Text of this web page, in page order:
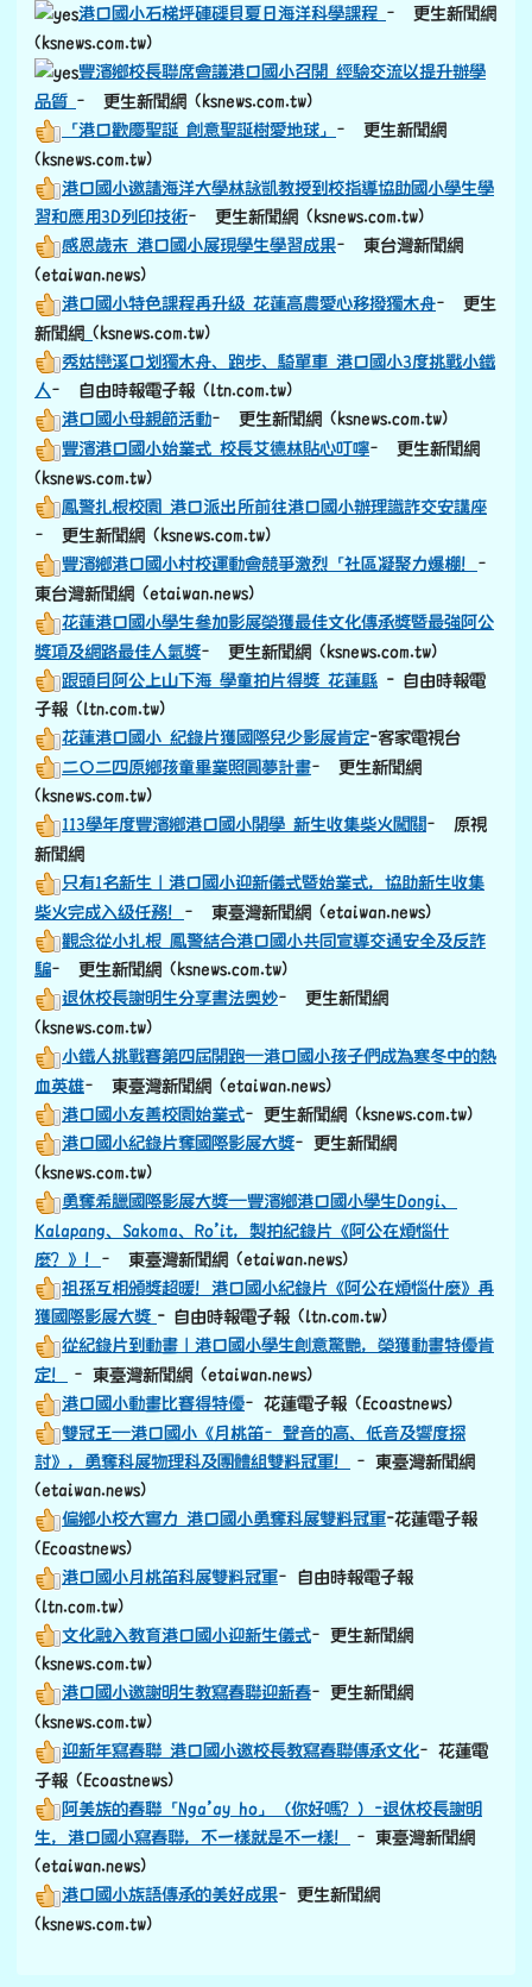
港口國小石梯坪硨磲貝夏日海洋科學課程 – 更生新聞網
(ksnews.com.tw)
豐濱鄉校長聯席會議港口國小召開 經驗交流以提升辦學
品質 – 更生新聞網 (ksnews.com.tw)
「港口歡慶聖誕 創意聖誕樹愛地球」 – 更生新聞網
(ksnews.com.tw)
港口國小邀請海洋大學林詠凱教授到校指導協助國小學生學
習和應用3D列印技術– 更生新聞網 (ksnews.com.tw)
感恩歲末 港口國小展現學生學習成果– 東台灣新聞網
(etaiwan.news)
港口國小特色課程再升級 花蓮高農愛心移撥獨木舟– 更生
新聞網 link to https://old.ksnews.com.tw/v2024052007/
(ksnews.com.tw)
秀姑巒溪口划獨木舟、跑步、騎單車 港口國小3度挑戰小鐵
人– 自由時報電子報 (ltn.com.tw)
港口國小母親節活動– 更生新聞網 (ksnews.com.tw)
豐濱港口國小始業式 校長艾德林貼心叮嚀– 更生新聞網
(ksnews.com.tw)
鳳警扎根校園 港口派出所前往港口國小辦理識詐交安講座
– 更生新聞網 (ksnews.com.tw)
豐濱鄉港口國小村校運動會競爭激烈「社區凝聚力爆棚！ –
東台灣新聞網 (etaiwan.news)
花蓮港口國小學生參加影展榮獲最佳文化傳承獎暨最強阿公
獎項及網路最佳人氣獎– 更生新聞網 (ksnews.com.tw)
跟頭目阿公上山下海 學童拍片得獎 花蓮縣 - 自由時報電
子報 (ltn.com.tw)
花蓮港口國小 紀錄片獲國際兒少影展肯定-客家電視台
二〇二四原鄉孩童畢業照圓夢計畫– 更生新聞網
(ksnews.com.tw)
113學年度豐濱鄉港口國小開學 新生收集柴火闖關– 原視
新聞網
只有1名新生｜港口國小迎新儀式暨始業式，協助新生收集
柴火完成入級任務！ – 東臺灣新聞網 (etaiwan.news)
觀念從小扎根 鳳警結合港口國小共同宣導交通安全及反詐
騙– 更生新聞網 (ksnews.com.tw)
退休校長謝明生分享書法奧妙– 更生新聞網
(ksnews.com.tw)
小鐵人挑戰賽第四屆開跑—港口國小孩子們成為寒冬中的熱
血英雄– 東臺灣新聞網 (etaiwan.news)
港口國小友善校園始業式–更生新聞網 (ksnews.com.tw)
港口國小紀錄片奪國際影展大獎–更生新聞網
(ksnews.com.tw)
勇奪希臘國際影展大獎—豐濱鄉港口國小學生Dongi、
Kalapang、Sakoma、Ro’it，製拍紀錄片《阿公在煩惱什
麼？》！ – 東臺灣新聞網 (etaiwan.news)
祖孫互相頒獎超暖！港口國小紀錄片《阿公在煩惱什麼》再
獲國際影展大獎 - 自由時報電子報 (ltn.com.tw)
從紀錄片到動畫｜港口國小學生創意驚艷，榮獲動畫特優肯
定！
–東臺灣新聞網 (etaiwan.news)
港口國小動畫比賽得特優–花蓮電子報 (Ecoastnews)
雙冠王—港口國小《月桃笛–聲音的高、低音及響度探
討》，勇奪科展物理科及團體組雙料冠軍！
–東臺灣新聞網
(etaiwan.news)
偏鄉小校大實力 港口國小勇奪科展雙料冠軍-花蓮電子報
(Ecoastnews)
港口國小月桃笛科展雙料冠軍–自由時報電子報
(ltn.com.tw)
文化融入教育港口國小迎新生儀式–更生新聞網
(ksnews.com.tw)
港口國小邀謝明生教寫春聯迎新春–更生新聞網
(ksnews.com.tw)
迎新年寫春聯 港口國小邀校長教寫春聯傳承文化–花蓮電
子報 (Ecoastnews)
阿美族的春聯「Nga’ay ho」（你好嗎？）-退休校長謝明
生，港口國小寫春聯，不一樣就是不一樣！
–東臺灣新聞網
(etaiwan.news)
港口國小族語傳承的美好成果–更生新聞網
(ksnews.com.tw)